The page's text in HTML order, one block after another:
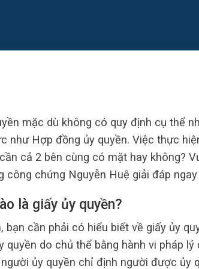
mặc dù không có quy định cụ thể
như Hợp đồng ủy quyền. Việc thực
cả 2 bên cùng có mặt hay không?
công chứng Nguyễn Huệ giải đáp ngay
là giấy ủy quyền?
bạn cần phải có hiểu biết về giấy ủy
quyền do chủ thể bằng hành vi pháp
ủy quyền chỉ định người được ủy